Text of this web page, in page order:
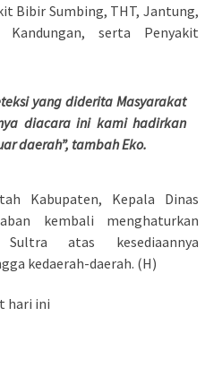
Bibir Sumbing, THT, Jantung,
Kandungan, serta Penyakit
yang diderita Masyarakat
diacara ini kami hadirkan
daerah”, tambah Eko.
Kabupaten, Kepala Dinas
kembali menghaturkan
atas kesediaannya
kedaerah-daerah. (H)
hari ini